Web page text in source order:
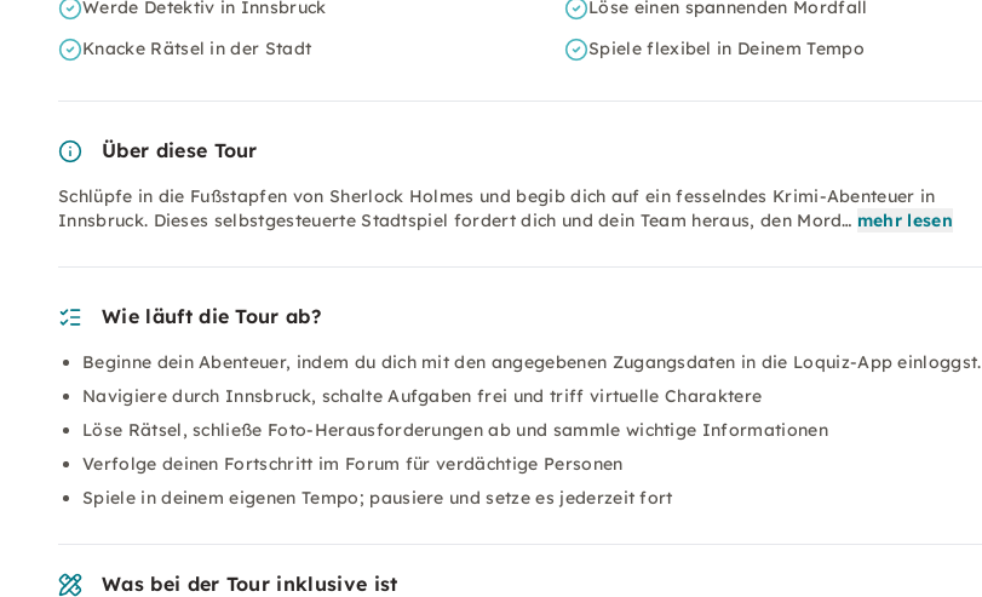
Werde Detektiv in Innsbruck
Löse einen spannenden Mordfall
Knacke Rätsel in der Stadt
Spiele flexibel in Deinem Tempo
Über diese Tour
Schlüpfe in die Fußstapfen von Sherlock Holmes und begib dich auf ein fesselndes Krimi-Abenteuer in
Innsbruck. Dieses selbstgesteuerte Stadtspiel fordert dich und dein Team heraus, den Mord… mehr lesen
Wie läuft die Tour ab?
Beginne dein Abenteuer, indem du dich mit den angegebenen Zugangsdaten in die Loquiz-App einloggst.
Navigiere durch Innsbruck, schalte Aufgaben frei und triff virtuelle Charaktere
Löse Rätsel, schließe Foto-Herausforderungen ab und sammle wichtige Informationen
Verfolge deinen Fortschritt im Forum für verdächtige Personen
Spiele in deinem eigenen Tempo; pausiere und setze es jederzeit fort
Was bei der Tour inklusive ist